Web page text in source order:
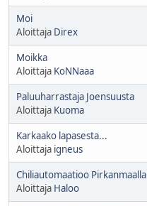
Moi
Aloittaja Direx
Moikka
Aloittaja KoNNaaa
Paluuharrastaja Joensuusta
Aloittaja Kuoma
Karkaako lapasesta...
Aloittaja igneus
Chiliautomaatioo Pirkanmaalla
Aloittaja Haloo